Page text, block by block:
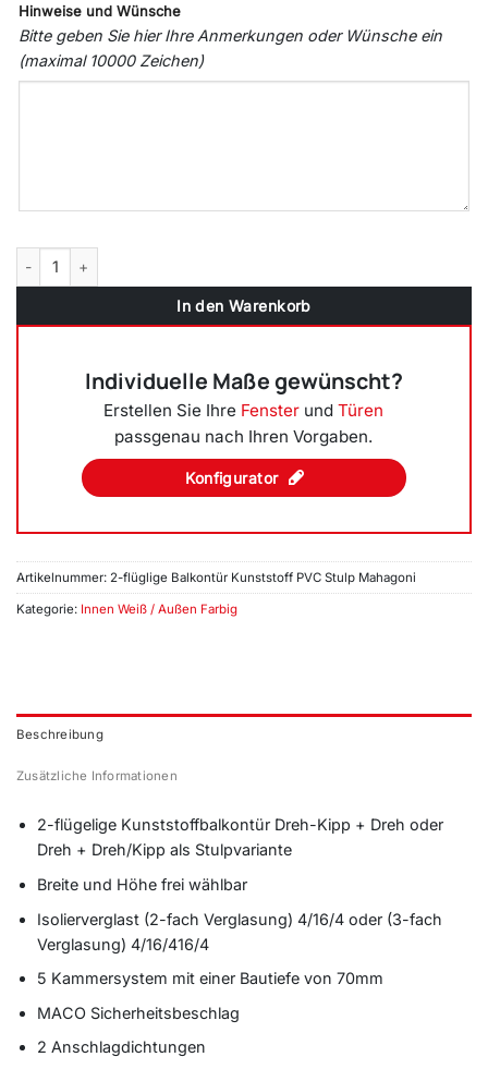
Hinweise und Wünsche
Bitte geben Sie hier Ihre Anmerkungen oder Wünsche ein
(maximal 10000 Zeichen)
2-flüglige Balkontür Kunststoff Stulp Mahagoni Menge
In den Warenkorb
Individuelle Maße gewünscht?
Erstellen Sie Ihre Fenster undTüren
passgenau nach Ihren Vorgaben.
Konfigurator
Artikelnummer: 2-flüglige Balkontür Kunststoff PVC Stulp Mahagoni
Kategorie: Innen Weiß / Außen Farbig
Beschreibung
Zusätzliche Informationen
2-flügelige Kunststoffbalkontür Dreh-Kipp + Dreh oder
Dreh + Dreh/Kipp als Stulpvariante
Breite und Höhe frei wählbar
Isolierverglast (2-fach Verglasung) 4/16/4 oder (3-fach
Verglasung) 4/16/416/4
5 Kammersystem mit einer Bautiefe von 70mm
MACO Sicherheitsbeschlag
2 Anschlagdichtungen